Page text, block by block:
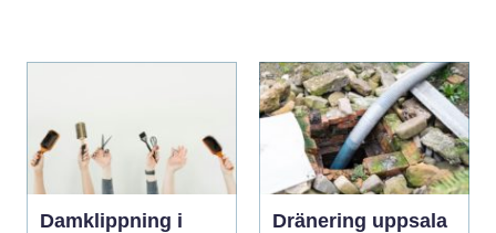
Damklippning i
Dränering uppsala